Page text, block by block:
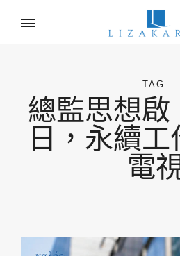
TAG:
總監思想啟
日，永續
電